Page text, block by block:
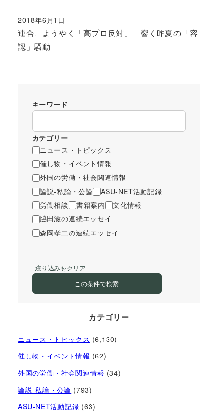
連合、ようやく「高プロ反対」 響く昨夏の「容
認」騒動
投稿日
2018年6月1日
キーワード
カテゴリー
ニュース・トピックス
催し物・イベント情報
外国の労働・社会関連情報
論説-私論・公論
ASU-NET活動記録
労働相談
書籍案内
文化情報
脇田滋の連続エッセイ
森岡孝二の連続エッセイ
絞り込みをクリア
この条件で検索
カテゴリー
ニュース・トピックス (6,130)
催し物・イベント情報 (62)
外国の労働・社会関連情報 (34)
論説-私論・公論 (793)
ASU-NET活動記録 (63)